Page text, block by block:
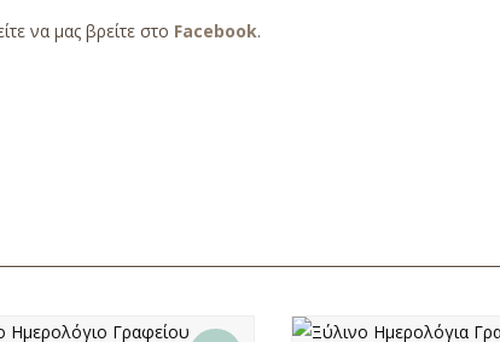
να μας βρείτε στο Facebook.